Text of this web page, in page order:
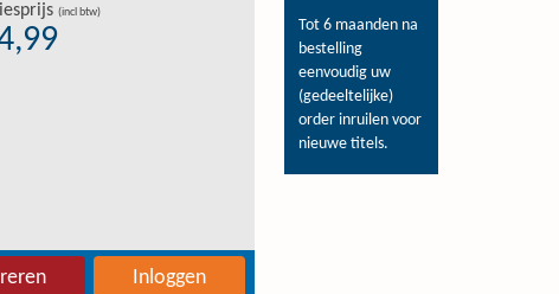
Tot 6 maanden na
bestelling
eenvoudig uw
(gedeeltelijke)
order inruilen voor
nieuwe titels.
(incl btw)
Inloggen